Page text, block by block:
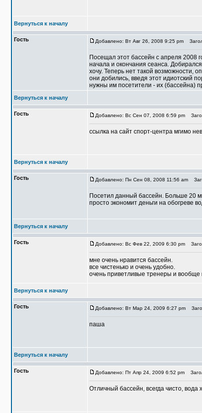
Вернуться к началу
Гость Добавлено: Вт Авг 26, 2008 9:25 pm
Посещал этот бассейн с апреля 2008
начала и окончания сеанса.
хочу. Теперь нет такой возможности,
они добились, введя этот идиотский
нужны им посетители - их (бассейна)
Вернуться к началу
Гость Добавлено: Вс Сен 07, 2008 6:59 pm
ссылка на сайт спорт-центра мгимо
Вернуться к началу
Гость Добавлено: Пн Сен 08, 2008 11:56 am
Посетил данный бассейн. Больше 20
просто экономит деньги на обогреве
Вернуться к началу
Гость Добавлено: Вс Фев 22, 2009 6:30 pm
мне очень нравится бассейн.
все чистенько и очень удобно.
очень приветливые тренеры и вообще
Вернуться к началу
Гость Добавлено: Вт Мар 24, 2009 6:27 pm
паша
Вернуться к началу
Гость Добавлено: Пт Апр 24, 2009 6:52 pm
Отличный бассейн, всегда чисто,